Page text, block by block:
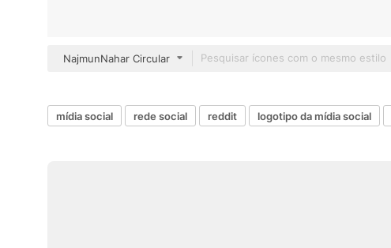
NajmunNahar Circular
mídia social rede social reddit logotipo da mídia social